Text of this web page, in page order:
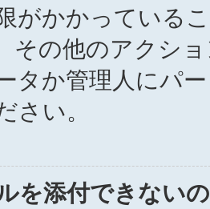
がかかっている
その他のアクシ
タか管理人にパ
さい。
を添付できない